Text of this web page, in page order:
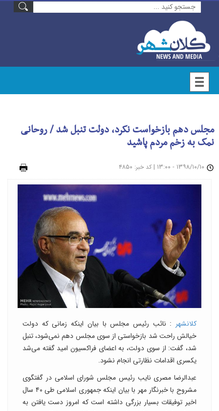
مجلس دهم بازخواست نکرد، دولت تنبل شد / روحانی
نمک به زخم مردم پاشید
| کد خبر: ۴۸۵۰
کلانشهر : نائب رئیس مجلس با بیان اینکه زمانی که دولت
خیالش راحت شد بازخواستی از سوی مجلس دهم نمی‌شود، تنبل
شد، گفت: از سوی دولت، به اعضای فراکسیون امید گفته می‌شد
یکسری اقدامات نظارتی انجام نشود.
عبدالرضا مصری نایب رئیس مجلس شورای اسلامی در گفتگوی
مشروح با خبرنگار مهر با بیان اینکه جمهوری اسلامی طی ۴۰ سال
اخیر توفیقات بسیار بزرگی داشته است که امروز دست یافتن به